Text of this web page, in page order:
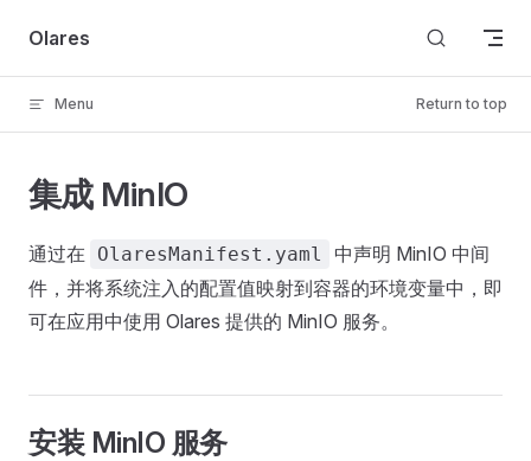
Skip to content
Olares
Menu Return to top
集成 MinIO
通过在 OlaresManifest.yaml
中声明 MinIO 中间
件，并将系统注入的配置值映射到容器的环境变量中，即
可在应用中使用 Olares 提供的 MinIO 服务。
安装 MinIO 服务